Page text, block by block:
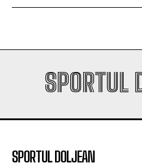
SPORTUL
SPORTUL DOLJEAN